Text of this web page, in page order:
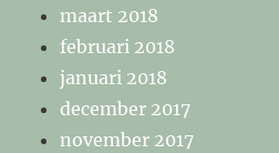
maart 2018
februari 2018
januari 2018
december 2017
november 2017